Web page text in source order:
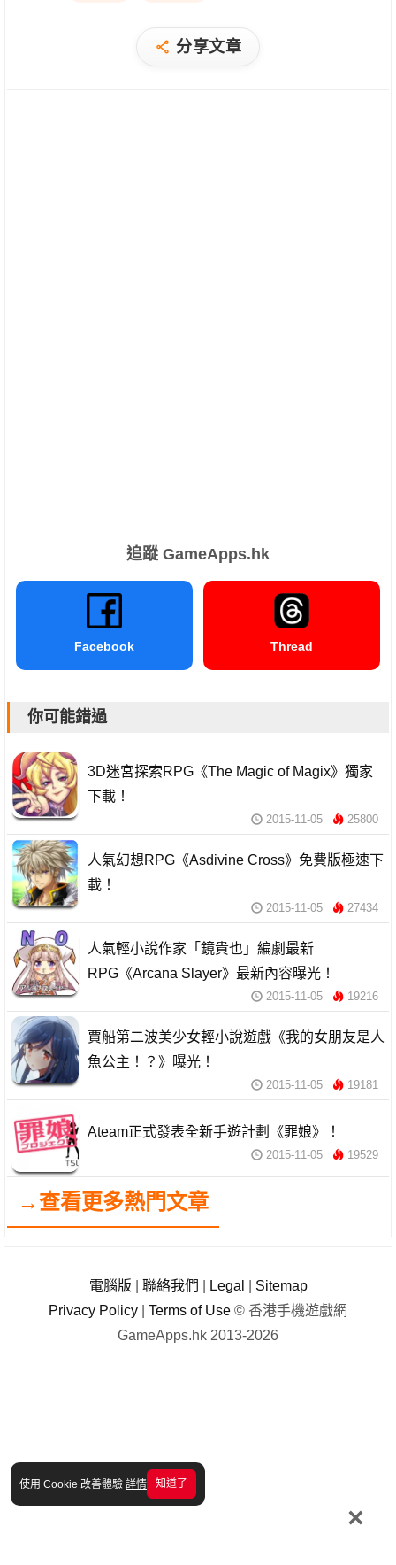
使用 Cookie 改善體驗 詳情 知道了
×
分享文章
追蹤 GameApps.hk
Facebook Thread
你可能錯過
3D迷宮探索RPG《The Magic of Magix》獨家
下載！
2015-11-05 25800
人氣幻想RPG《Asdivine Cross》免費版極速下
載！
2015-11-05 27434
人氣輕小說作家「鏡貴也」編劇最新
RPG《Arcana Slayer》最新內容曝光！
2015-11-05 19216
賈船第二波美少女輕小說遊戲《我的女朋友是人
魚公主！？》曝光！
2015-11-05 19181
Ateam正式發表全新手遊計劃《罪娘》！
2015-11-05 19529
→查看更多熱門文章
電腦版 聯絡我們 Legal
Sitemap
Privacy Policy
Terms of Use © 香港手機遊戲網
GameApps.hk 2013-2026